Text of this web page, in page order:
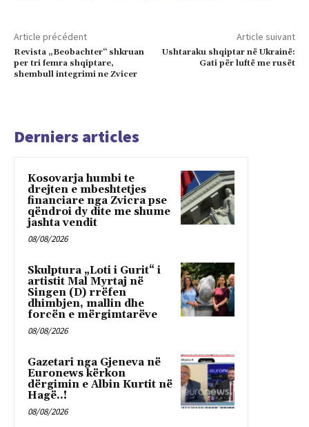
Article précédent
Revista „Beobachter“ shkruan
per tri femra shqiptare,
shembull integrimi ne Zvicer
Article suivant
Ushtaraku shqiptar në Ukrainë:
Gati për luftë me rusët
Derniers articles
Kosovarja humbi te
drejten e mbeshtetjes
financiare nga Zvicra pse
qëndroi dy dite me shume
jashta vendit
08/08/2026
Skulptura „Loti i Gurit“ i
artistit Mal Myrtaj në
Singen (D) rrëfen
dhimbjen, mallin dhe
forcën e mërgimtarëve
08/08/2026
Gazetari nga Gjeneva në
Euronews kërkon
dërgimin e Albin Kurtit në
Hagë..!
08/08/2026